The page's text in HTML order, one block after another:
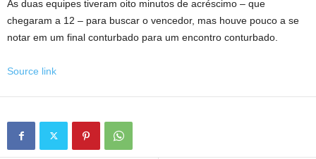
As duas equipes tiveram oito minutos de acréscimo – que
chegaram a 12 – para buscar o vencedor, mas houve pouco a se
notar em um final conturbado para um encontro conturbado.
Source link